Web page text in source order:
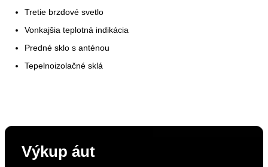
Tretie brzdové svetlo
Vonkajšia teplotná indikácia
Predné sklo s anténou
Tepelnoizolačné sklá
Výkup áut